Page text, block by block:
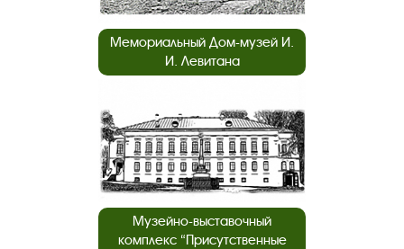
Мемориальный Дом-музей И.
И. Левитана
Музейно-выставочный
комплекс “Присутственные